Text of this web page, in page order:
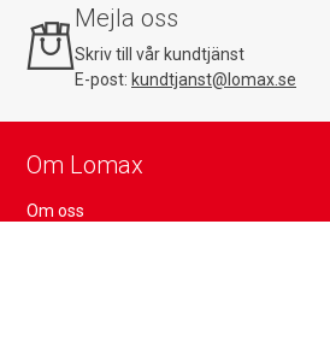
Mejla oss
Skriv till vår kundtjänst
E-post: kundtjanst@lomax.se
Om Lomax
Om oss